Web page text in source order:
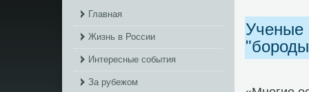
Главная
Жизнь в России
Интересные события
За рубежом
Ученые